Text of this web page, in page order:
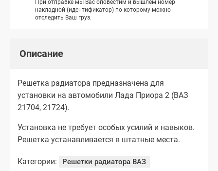
При отправке мы Вас оповестим и вышлем номер
накладной (идентификатор) по которому можно
отследить Ваш груз.
Описание
Решетка радиатора предназначена для
установки на автомобили Лада Приора 2 (ВАЗ
21704, 21724).
Установка не требует особых усилий и навыков.
Решетка устанавливается в штатные места.
Категории:
Решетки радиатора ВАЗ